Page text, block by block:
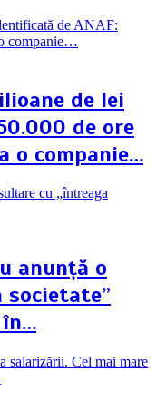
de lei
de ore
o companie…
anunță o
societate”
în…